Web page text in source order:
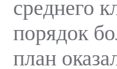
среднего
порядок
план